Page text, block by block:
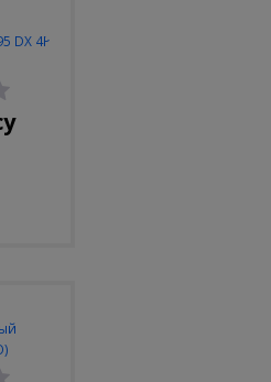
DX 4P
4п